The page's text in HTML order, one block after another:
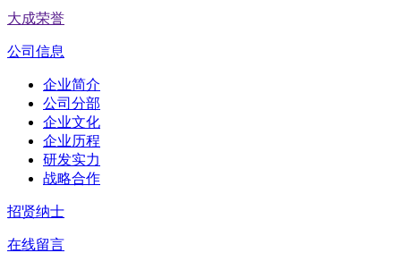
大成荣誉
公司信息
企业简介
公司分部
企业文化
企业历程
研发实力
战略合作
招贤纳士
在线留言